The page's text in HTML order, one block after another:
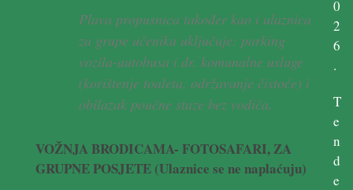
Plava propusnica također kao i ulaznica
za grupe učenika uključuje: parking
vozila-autobusa i dr. komunalne usluge
(korištenje toaleta, održavanje čistoće) i
obilazak poučne staze bez vodiča.
VOŽNJABRODICAMA- FOTOSAFARI,ZA
GRUPNE POSJETE (Ulaznice se ne naplaćuju)
0
2
6
.
T
e
n
d
e